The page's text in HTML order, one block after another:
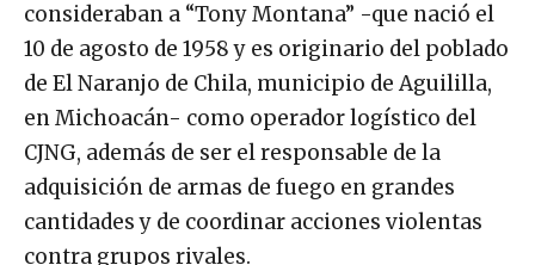
consideraban a “Tony Montana” -que nació el
10 de agosto de 1958 y es originario del poblado
de El Naranjo de Chila, municipio de Aguililla,
en Michoacán- como operador logístico del
CJNG, además de ser el responsable de la
adquisición de armas de fuego en grandes
cantidades y de coordinar acciones violentas
contra grupos rivales.